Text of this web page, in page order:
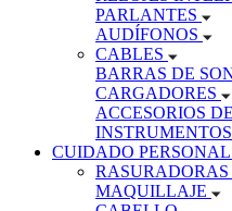
PARLANTES
AUDÍFONOS
CABLES
BARRAS DE
CARGADORES
ACCESORIOS
CUIDADO PERSONAL
MAQUILLAJE